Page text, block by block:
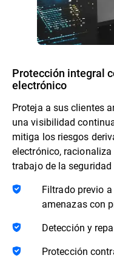
Protección integral
electrónico
Proteja a sus clientes
una visibilidad
mitiga los riesgos
electrónico,
trabajo de la seguridad
Filtrado previo
amenazas con
Detección y
Protección